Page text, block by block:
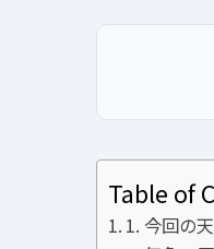
Table of
1. 今回の